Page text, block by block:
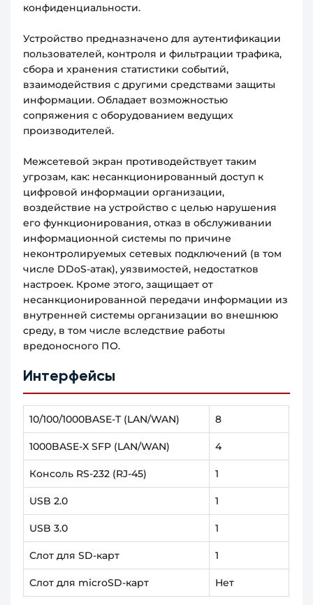
конфиденциальности.
Устройство предназначено для аутентификации
пользователей, контроля и фильтрации трафика,
сбора и хранения статистики событий,
взаимодействия с другими средствами защиты
информации. Обладает возможностью
сопряжения с оборудованием ведущих
производителей.
Межсетевой экран противодействует таким
угрозам, как: несанкционированный доступ к
цифровой информации организации,
воздействие на устройство с целью нарушения
его функционирования, отказ в обслуживании
информационной системы по причине
неконтролируемых сетевых подключений (в том
числе DDoS-атак), уязвимостей, недостатков
настроек. Кроме этого, защищает от
несанкционированной передачи информации из
внутренней системы организации во внешнюю
среду, в том числе вследствие работы
вредоносного ПО.
Интерфейсы
10/100/1000BASE-T (LAN/WAN) 8
1000BASE-X SFP (LAN/WAN) 4
Консоль RS-232 (RJ-45) 1
USB 2.0 1
USB 3.0 1
Слот для SD-карт 1
Слот для microSD-карт Нет